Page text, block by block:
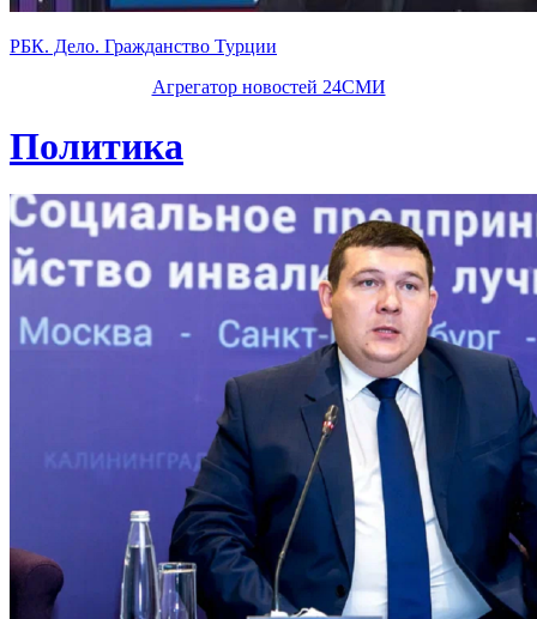
РБК. Дело. Гражданство Турции
Агрегатор новостей 24СМИ
Политика